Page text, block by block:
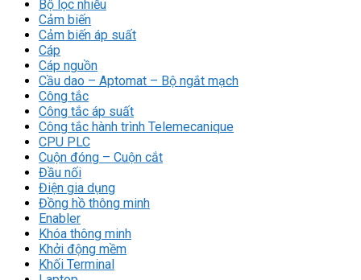
Bộ lọc nhiễu
Cảm biến
Cảm biến áp suất
Cáp
Cáp nguồn
Cầu dao – Aptomat – Bộ ngắt mạch
Công tắc
Công tắc áp suất
Công tắc hành trình Telemecanique
CPU PLC
Cuộn đóng – Cuộn cắt
Đầu nối
Điện gia dụng
Đồng hồ thông minh
Enabler
Khóa thông minh
Khởi động mềm
Khối Terminal